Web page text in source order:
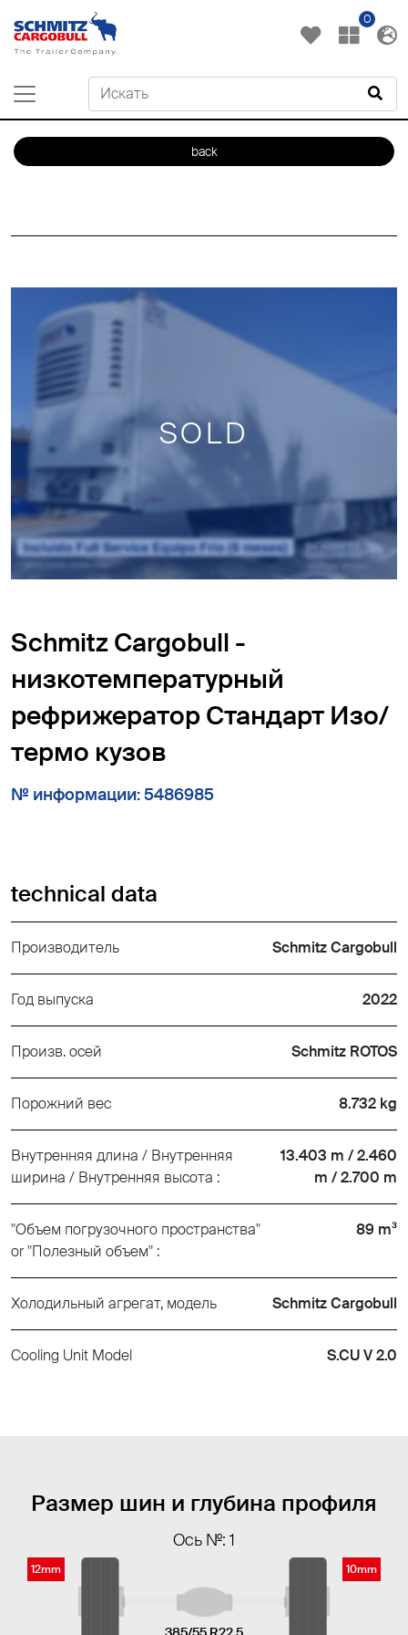
0
back
SOLD
Schmitz Cargobull -
низкотемпературный
рефрижератор Cтандарт Изо/
термо кузов
№ информации: 5486985
technical data
Производитель Schmitz Cargobull
Год выпуска 2022
Произв. осей Schmitz ROTOS
Порожний вес 8.732 kg
Внутренняя длина / Внутренняя
ширина / Внутренняя высота :
13.403 m / 2.460
m / 2.700 m
"Объем погрузочного пространства"
or "Полезный объем" :
89 m³
Холодильный агрегат, модель Schmitz Cargobull
Cooling Unit Model S.CU V 2.0
Размер шин и глубина профиля
Ось №: 1
12mm 10mm